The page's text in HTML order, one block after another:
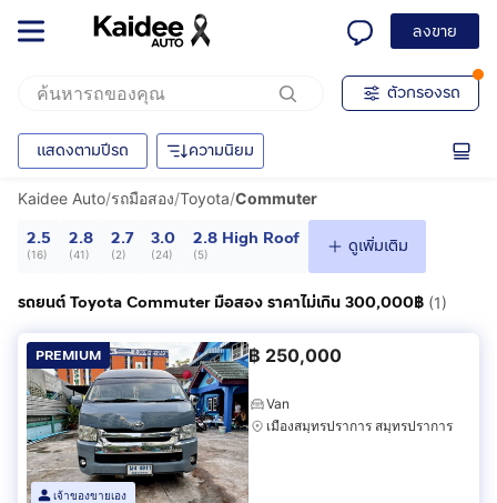
ลงขาย
ตัวกรองรถ
แสดงตามปีรถ ความนิยม
Kaidee Auto/รถมือสอง/Toyota/Commuter
2.5
(16)
2.8
(41)
2.7
(2)
3.0
(24)
2.8 High Roof
(5) ดูเพิ่มเติม
รถยนต์ Toyota Commuter มือสอง ราคาไม่เกิน 300,000฿ (1)
PREMIUM
เจ้าของขายเอง
฿ 250,000
Van
เมืองสมุทรปราการ สมุทรปราการ